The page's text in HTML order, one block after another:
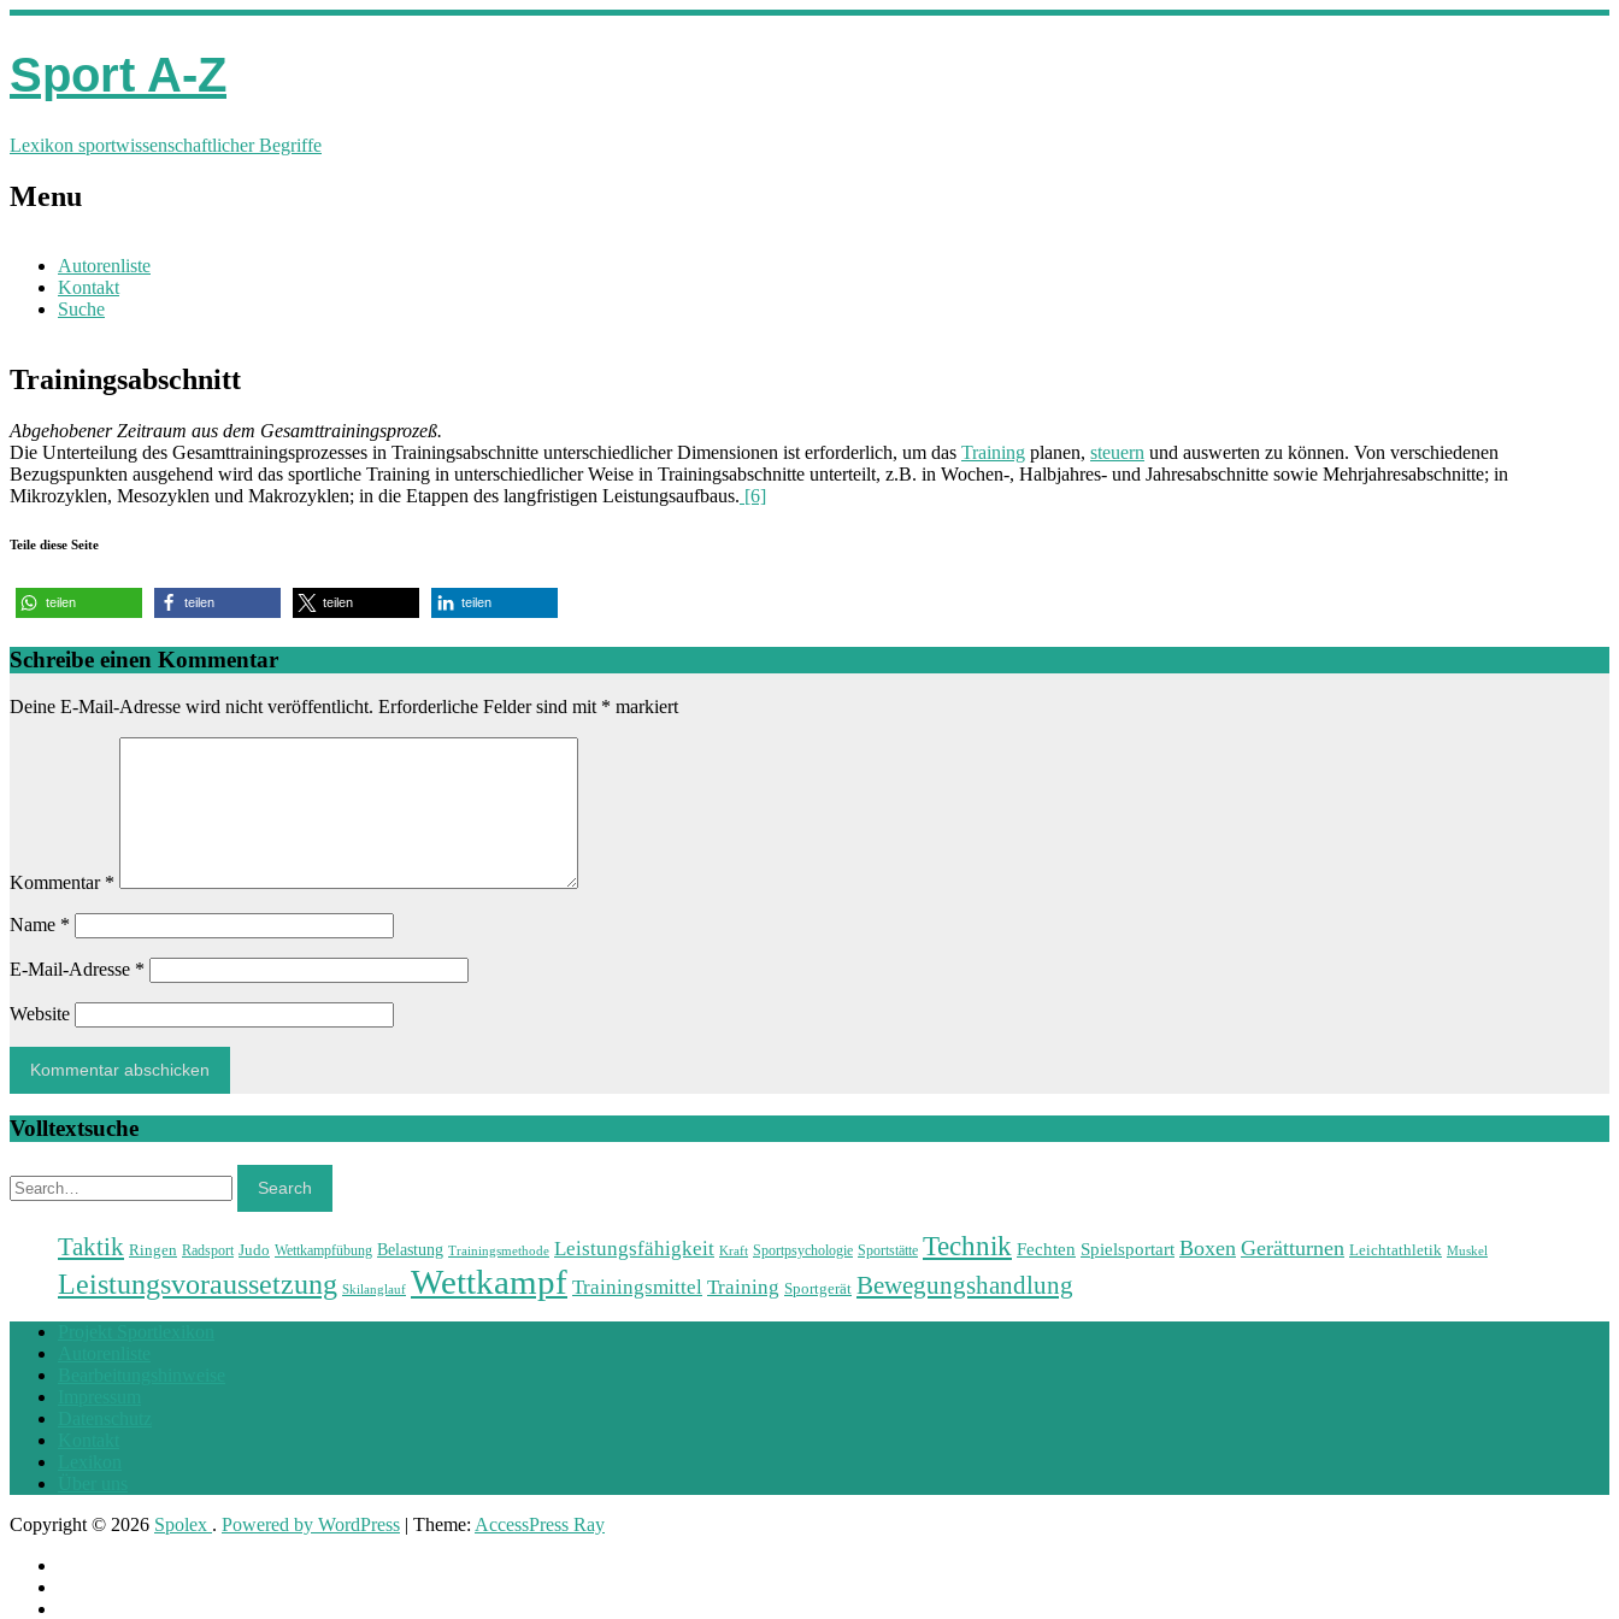
Sport A-Z
Lexikon sportwissenschaftlicher Begriffe
Menu
Autorenliste
Kontakt
Suche
Trainingsabschnitt
Abgehobener Zeitraum aus dem Gesamttrainingsprozeß.
Die Unterteilung des Gesamttrainingsprozesses in Trainingsabschnitte unterschiedlicher Dimensionen ist erforderlich, um das Training planen, steuern und auswerten zu können. Von verschiedenen
Bezugspunkten ausgehend wird das sportliche Training in unterschiedlicher Weise in Trainingsabschnitte unterteilt, z.B. in Wochen-, Halbjahres- und Jahresabschnitte sowie Mehrjahresabschnitte; in
Mikrozyklen, Mesozyklen und Makrozyklen; in die Etappen des langfristigen Leistungsaufbaus. [6]
Teile diese Seite
teilen teilen teilen teilen
Schreibe einen Kommentar
Deine E-Mail-Adresse wird nicht veröffentlicht. Erforderliche Felder sind mit * markiert
Kommentar *
Name *
E-Mail-Adresse *
Website
Volltextsuche
Search
Search
Taktik Ringen Radsport Judo Wettkampfübung Belastung Trainingsmethode Leistungsfähigkeit Kraft Sportpsychologie Sportstätte Technik Fechten Spielsportart Boxen Gerätturnen Leichtathletik Muskel
Leistungsvoraussetzung Skilanglauf Wettkampf Trainingsmittel Training Sportgerät Bewegungshandlung
Copyright © 2026 Spolex . Powered by WordPress | Theme: AccessPress Ray